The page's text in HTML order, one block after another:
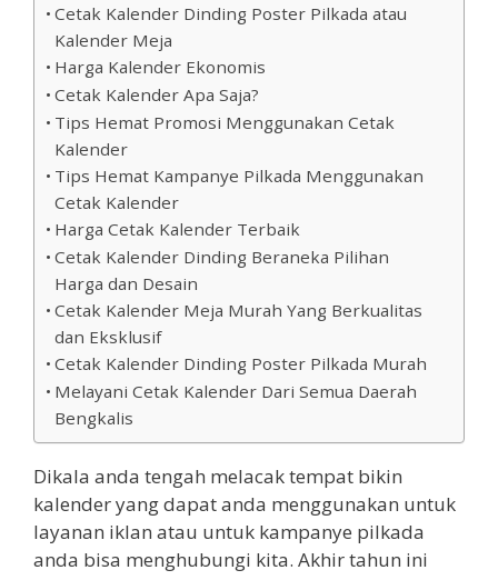
Cetak Kalender Dinding Poster Pilkada atau
Kalender Meja
Harga Kalender Ekonomis
Cetak Kalender Apa Saja?
Tips Hemat Promosi Menggunakan Cetak
Kalender
Tips Hemat Kampanye Pilkada Menggunakan
Cetak Kalender
Harga Cetak Kalender Terbaik
Cetak Kalender Dinding Beraneka Pilihan
Harga dan Desain
Cetak Kalender Meja Murah Yang Berkualitas
dan Eksklusif
Cetak Kalender Dinding Poster Pilkada Murah
Melayani Cetak Kalender Dari Semua Daerah
Bengkalis
Dikala anda tengah melacak tempat bikin
kalender yang dapat anda menggunakan untuk
layanan iklan atau untuk kampanye pilkada
anda bisa menghubungi kita. Akhir tahun ini